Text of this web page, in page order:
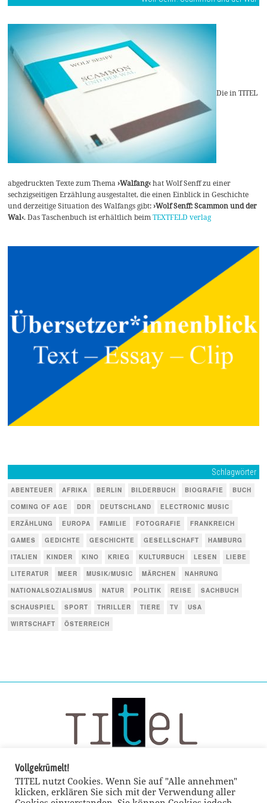
Die in TITEL
abgedruckten Texte zum Thema›Walfang‹hat Wolf Senff zu einer
sechzigseitigen Erzählung ausgestaltet, die einen Einblick in Geschichte
und derzeitige Situation des Walfangs gibt:›Wolf Senff: Scammon und der
Wal‹. Das Taschenbuch ist erhältlich beimTEXTFELD verlag
Schlagwörter
ABENTEUER AFRIKA BERLIN BILDERBUCH BIOGRAFIE
BUCH
COMING OF AGE
DDR DEUTSCHLAND
ELECTRONIC MUSIC
ERZÄHLUNG
EUROPA FAMILIE FOTOGRAFIE
FRANKREICH
GAMES
GEDICHTE GESCHICHTE GESELLSCHAFT
HAMBURG
ITALIEN
KINDER KINO KRIEG KULTURBUCH LESEN
LIEBE
LITERATUR
MEER MUSIK/MUSIC MÄRCHEN
NAHRUNG
NATIONALSOZIALISMUS
NATUR POLITIK REISE
SACHBUCH
SCHAUSPIEL
SPORT THRILLER TIERE TV
USA
WIRTSCHAFT
ÖSTERREICH
Vollgekrümelt!
TITEL nutzt Cookies. Wenn Sie auf "Alle annehmen"
klicken, erklären Sie sich mit der Verwendung aller